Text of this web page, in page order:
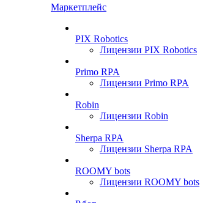
Маркетплейс
PIX Robotics
Лицензии PIX Robotics
Primo RPA
Лицензии Primo RPA
Robin
Лицензии Robin
Sherpa RPA
Лицензии Sherpa RPA
ROOMY bots
Лицензии ROOMY bots